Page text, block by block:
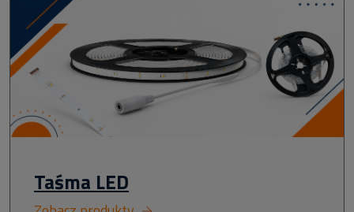
Taśma LED